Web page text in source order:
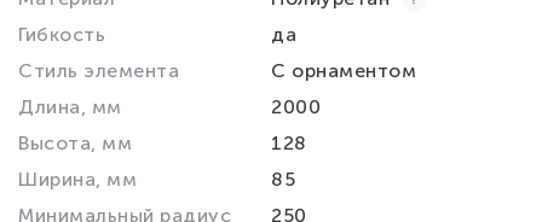
Гибкость
да
Стиль элемента
С орнаментом
Длина, мм
2000
Высота, мм
128
Ширина, мм
85
Минимальный радиус
250